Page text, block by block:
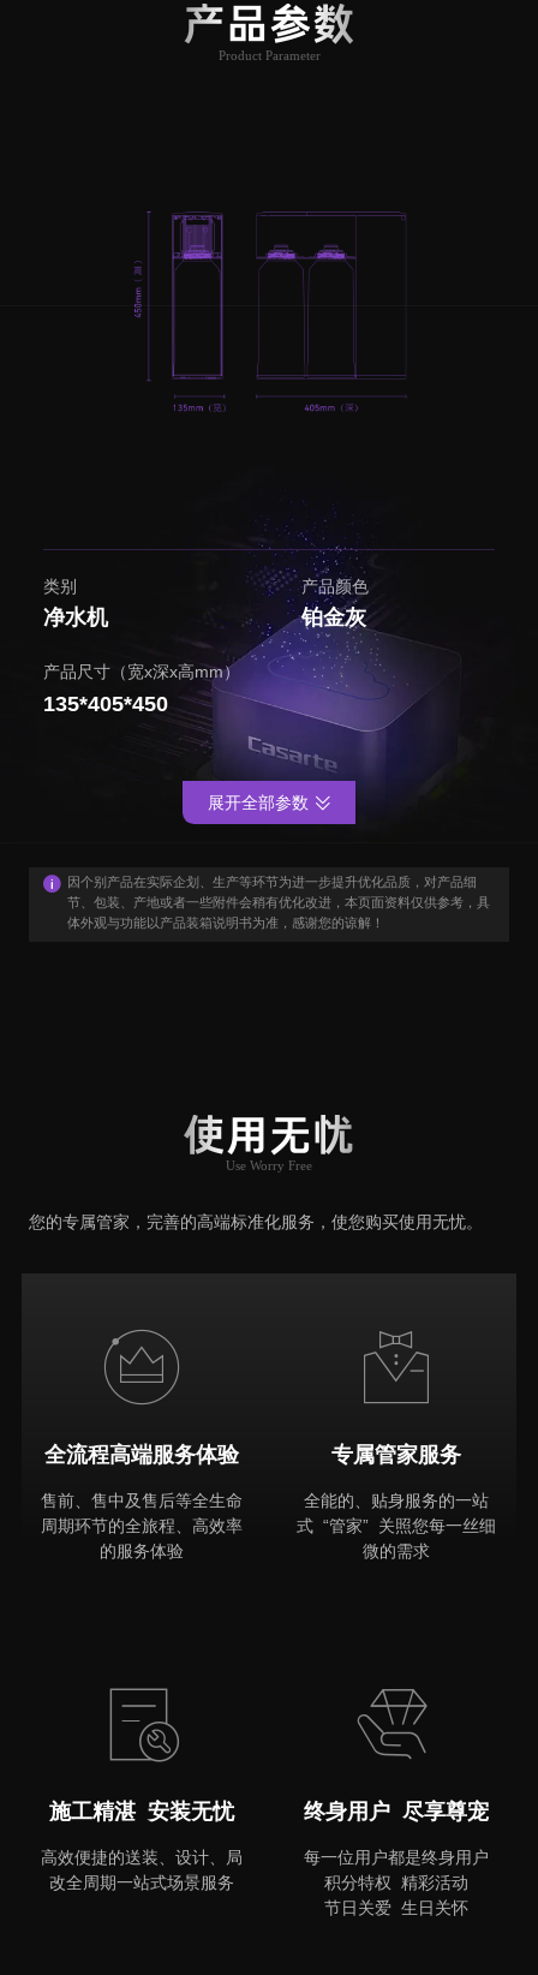
产品参数
Product Parameter
类别
净水机
产品颜色
铂金灰
产品尺寸（宽x深x高mm）
135*405*450
因个别产品在实际企划、生产等环节为进一步提升优化品质，对产品细
节、包装、产地或者一些附件会稍有优化改进，本页面资料仅供参考，具
体外观与功能以产品装箱说明书为准，感谢您的谅解！
展开全部参数
使用无忧
Use Worry Free
您的专属管家，完善的高端标准化服务，使您购买使用无忧。
全流程高端服务体验
售前、售中及售后等全生命
周期环节的全旅程、高效率
的服务体验
专属管家服务
全能的、贴身服务的一站
式 “管家” 关照您每一丝细
微的需求
施工精湛 安装无忧
高效便捷的送装、设计、局
改全周期一站式场景服务
终身用户 尽享尊宠
每一位用户都是终身用户
积分特权 精彩活动
节日关爱 生日关怀